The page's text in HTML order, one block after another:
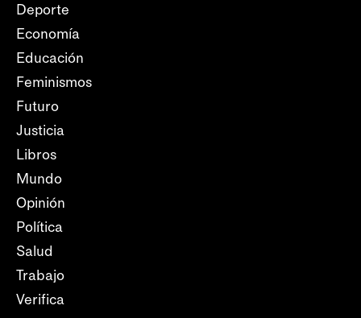
Deporte
Economía
Educación
Feminismos
Futuro
Justicia
Libros
Mundo
Opinión
Política
Salud
Trabajo
Verifica